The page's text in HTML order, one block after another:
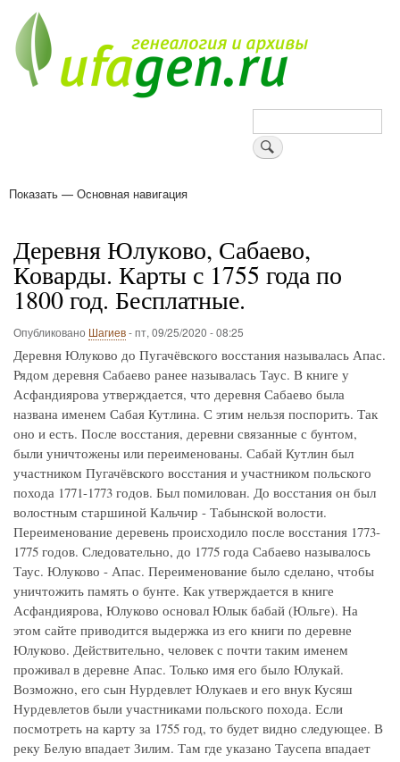
основному
содержанию
Поиск
Основная
Показать — Основная навигация
Деревня Юлуково, Сабаево,
Коварды. Карты с 1755 года по
1800 год. Бесплатные.
Опубликовано Шагиев-пт, 09/25/2020 - 08:25
Деревня Юлуково до Пугачёвского восстания называлась Апас.
Рядом деревня Сабаево ранее называлась Таус. В книге у
Асфандиярова утверждается, что деревня Сабаево была
названа именем Сабая Кутлина. С этим нельзя поспорить. Так
оно и есть. После восстания, деревни связанные с бунтом,
были уничтожены или переименованы. Сабай Кутлин был
участником Пугачёвского восстания и участником польского
похода 1771-1773 годов. Был помилован. До восстания он был
волостным старшиной Кальчир - Табынской волости.
Переименование деревень происходило после восстания 1773-
1775 годов. Следовательно, до 1775 года Сабаево называлось
Таус. Юлуково - Апас. Переименование было сделано, чтобы
уничтожить память о бунте. Как утверждается в книге
Асфандиярова, Юлуково основал Юлык бабай (Юльге). На
этом сайте приводится выдержка из его книги по деревне
Юлуково. Действительно, человек с почти таким именем
проживал в деревне Апас. Только имя его было Юлукай.
Возможно, его сын Нурдевлет Юлукаев и его внук Кусяш
Нурдевлетов были участниками польского похода. Если
посмотреть на карту за 1755 год, то будет видно следующее. В
реку Белую впадает Зилим. Там где указано Таусепа впадает